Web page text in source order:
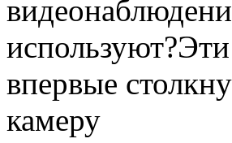
впервые
камеру